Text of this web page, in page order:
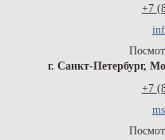
+7
г. Санкт-Петербург,
+7